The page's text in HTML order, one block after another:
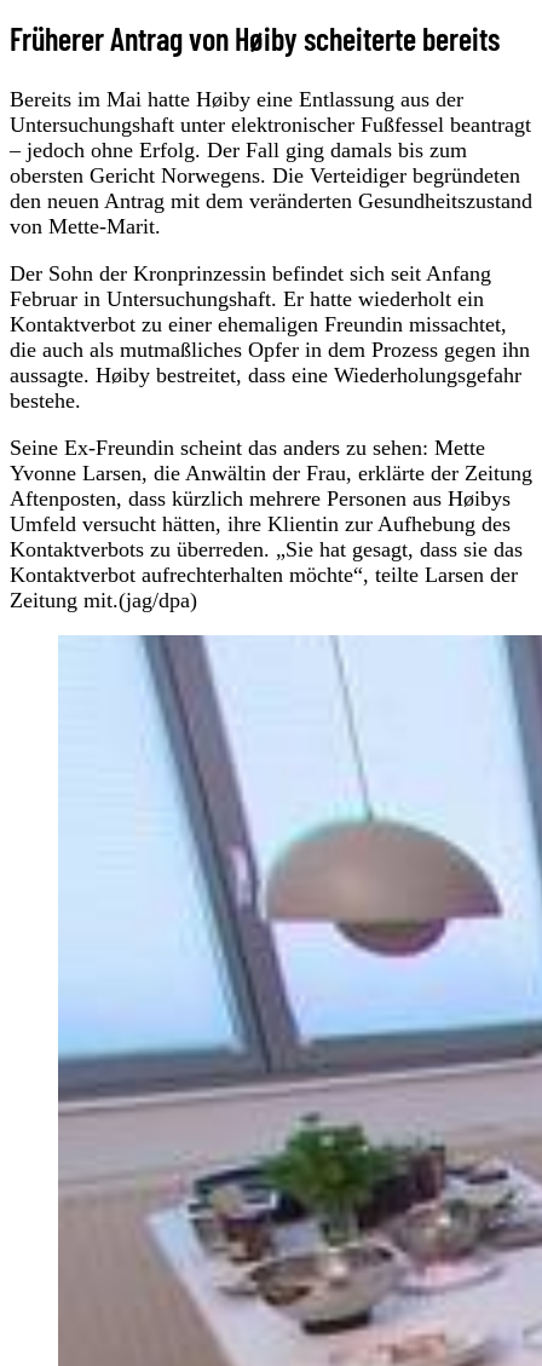
Früherer Antrag von Høiby scheiterte bereits
Bereits im Mai hatte Høiby eine Entlassung aus der
Untersuchungshaft unter elektronischer Fußfessel beantragt
– jedoch ohne Erfolg. Der Fall ging damals bis zum
obersten Gericht Norwegens. Die Verteidiger begründeten
den neuen Antrag mit dem veränderten Gesundheitszustand
von Mette-Marit.
Der Sohn der Kronprinzessin befindet sich seit Anfang
Februar in Untersuchungshaft. Er hatte wiederholt ein
Kontaktverbot zu einer ehemaligen Freundin missachtet,
die auch als mutmaßliches Opfer in dem Prozess gegen ihn
aussagte. Høiby bestreitet, dass eine Wiederholungsgefahr
bestehe.
Seine Ex-Freundin scheint das anders zu sehen: Mette
Yvonne Larsen, die Anwältin der Frau, erklärte der Zeitung
Aftenposten, dass kürzlich mehrere Personen aus Høibys
Umfeld versucht hätten, ihre Klientin zur Aufhebung des
Kontaktverbots zu überreden. „Sie hat gesagt, dass sie das
Kontaktverbot aufrechterhalten möchte“, teilte Larsen der
Zeitung mit.(jag/dpa)